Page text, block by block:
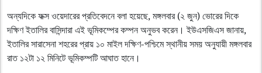
অন্যদিকে ফক্স ওয়েদারের প্রতিবেদনে বলা হয়েছে, মঙ্গলবার (২ জুন) ভোরের দিকে
দক্ষিণ ইতালির বাসিন্দারা এই ভূমিকম্পের কম্পন অনুভব করেন। ইউএসজিএস জানায়,
ইতালির সারাসেনা শহরের প্রায় ১০ মাইল দক্ষিণ-পশ্চিমে স্থানীয় সময় অনুযায়ী মঙ্গলবার
রাত ১২টা ১২ মিনিটে ভূমিকম্পটি আঘাত হানে।